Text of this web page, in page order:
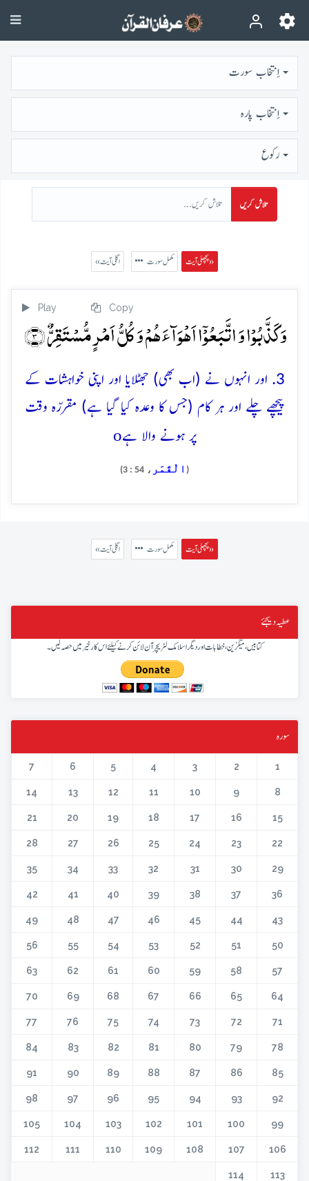
اِنتخاب سورت
اِنتخاب پارہ
رُكوع
تلاش کریں
پچھلی آیت » مکمل سورت « اگلی آیت
Play Copy
وَ کَذَّبُوۡا وَ اتَّبَعُوۡۤا اَہۡوَآءَہُمۡ وَ کُلُّ اَمۡرٍ مُّسۡتَقِرٌّ ﴿۳﴾
3. اور انہوں نے (اب بھی) جھٹلایا اور اپنی خواہشات کے
پیچھے چلے اور ہر کام (جس کا وعدہ کیا گیا ہے) مقررّہ وقت
پر ہونے والا ہےo
( الْقَمَر ، 54 : 3)
پچھلی آیت » مکمل سورت « اگلی آیت
عطیہ دیجئے
کتابیں، میگزین، خطابات اور دیگر اسلامک لٹریچر آن لائن کرنے کیلئے اس کار خیر میں حصہ لیں۔
سورہ
1
2
3
4
5
6
7
8
9
10
11
12
13
14
15
16
17
18
19
20
21
22
23
24
25
26
27
28
29
30
31
32
33
34
35
36
37
38
39
40
41
42
43
44
45
46
47
48
49
50
51
52
53
54
55
56
57
58
59
60
61
62
63
64
65
66
67
68
69
70
71
72
73
74
75
76
77
78
79
80
81
82
83
84
85
86
87
88
89
90
91
92
93
94
95
96
97
98
99
100
101
102
103
104
105
106
107
108
109
110
111
112
113
114